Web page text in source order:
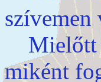
Mielőtt
miként